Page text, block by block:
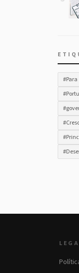
#Para